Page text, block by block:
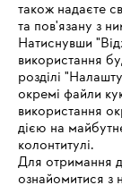
Сервіс
Політика
IHR
Sie nutzen
eine optimale
einem der
також надаєте
та пов'язану з
Натиснувши
використання
розділі
окремі файли
використання
дією на
колонтитулі.
Для отримання
ознайомитися з